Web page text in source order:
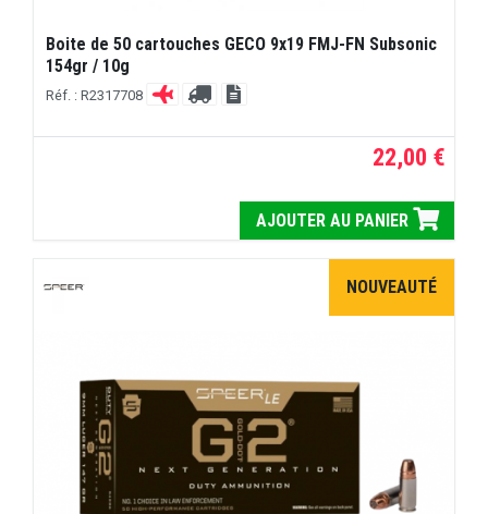
Boite de 50 cartouches GECO 9x19 FMJ-FN Subsonic
154gr / 10g
Réf. : R2317708
22,00 €
AJOUTER AU PANIER
NOUVEAUTÉ